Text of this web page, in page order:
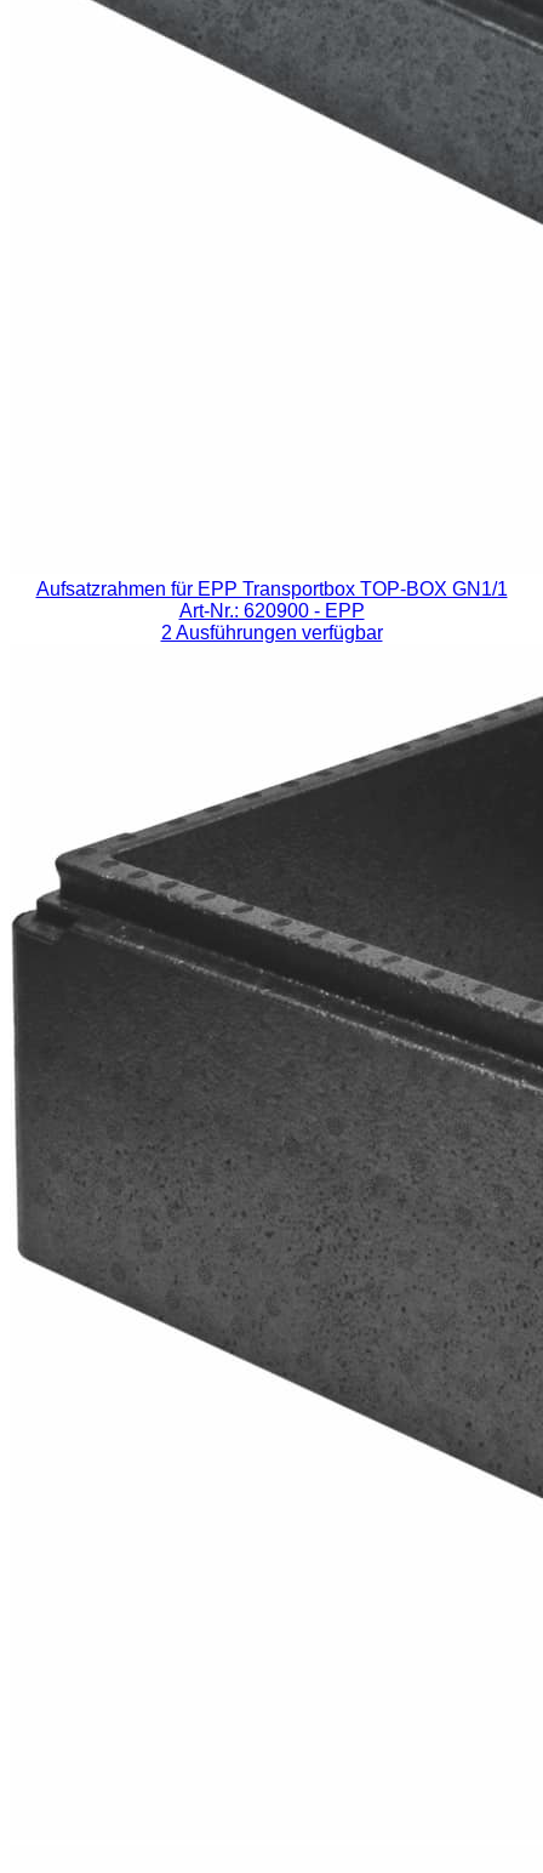
Aufsatzrahmen für EPP Transportbox TOP-BOX GN1/1
Art-Nr.: 620900 - EPP
2 Ausführungen verfügbar